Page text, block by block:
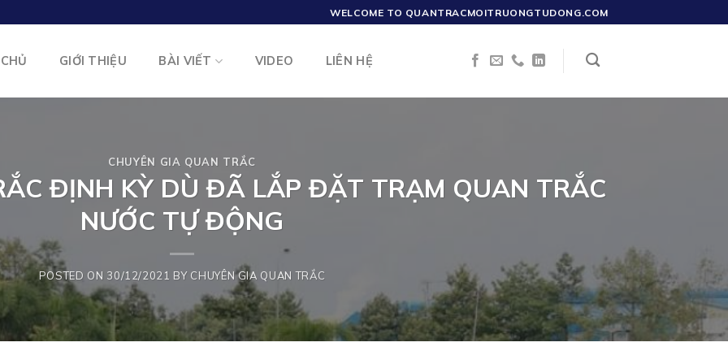
WELCOME TO QUANTRACMOITRUONGTUDONG.COM
GIỚI THIỆU BÀI VIẾT VIDEO LIÊN HỆ
CHUYÊN GIA QUAN TRẮC
ĐỊNH KỲ DÙ ĐÃ LẮP ĐẶT TRẠM QUAN TRẮC
NƯỚC TỰ ĐỘNG
POSTED ON 30/12/2021 BY CHUYÊN GIA QUAN TRẮC